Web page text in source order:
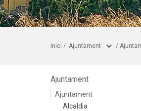
Inici / Ajuntament /
Ajuntament
Ajuntament
Alcaldia